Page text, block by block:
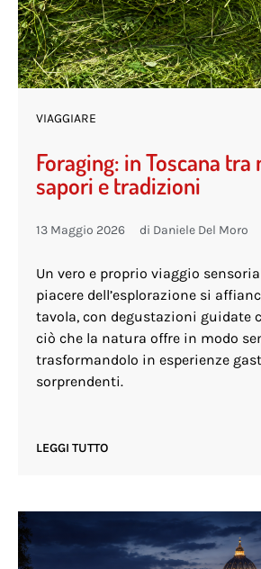
VIAGGIARE
Foraging: in Toscana tra
sapori e tradizioni
13 Maggio 2026 di Daniele Del Moro
Un vero e proprio viaggio
piacere dell’esplorazione si
tavola, con degustazioni guidate
ciò che la natura offre in modo
trasformandolo in esperienze
sorprendenti.
LEGGI TUTTO